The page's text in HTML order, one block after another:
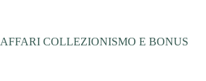
AFFARI COLLEZIONISMO E BONUS